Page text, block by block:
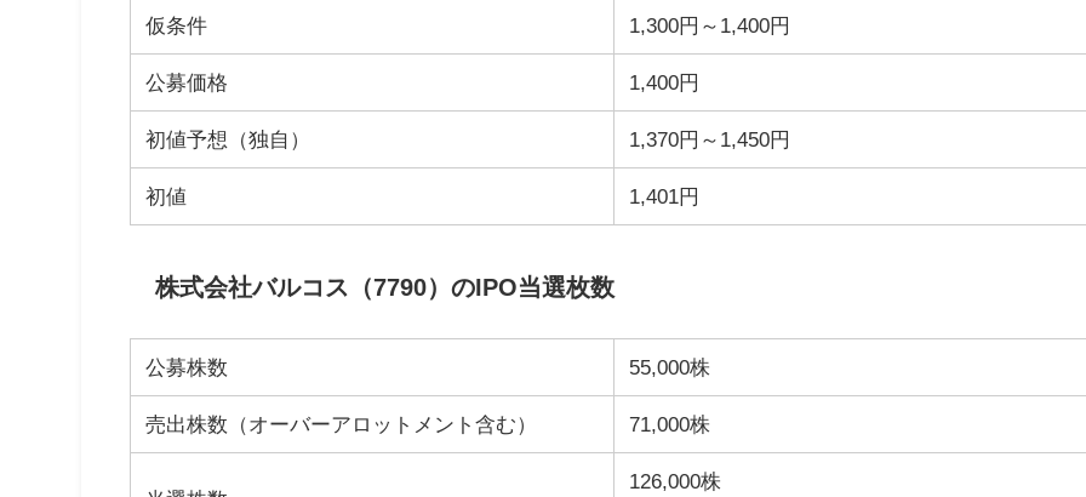
仮条件 1,300円～1,400円
公募価格 1,400円
初値予想（独自） 1,370円～1,450円
初値 1,401円
株式会社バルコス（7790）のIPO当選枚数
公募株数 55,000株
売出株数（オーバーアロットメント含む） 71,000株
126,000株